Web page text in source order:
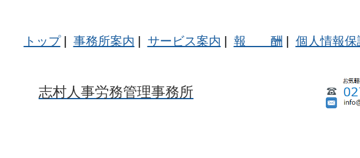
トップ | 事務所案内 | サービス案内 | 報 酬 | 個人情報保
志村人事労務管理事務所